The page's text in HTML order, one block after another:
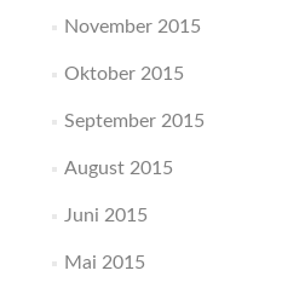
November 2015
Oktober 2015
September 2015
August 2015
Juni 2015
Mai 2015